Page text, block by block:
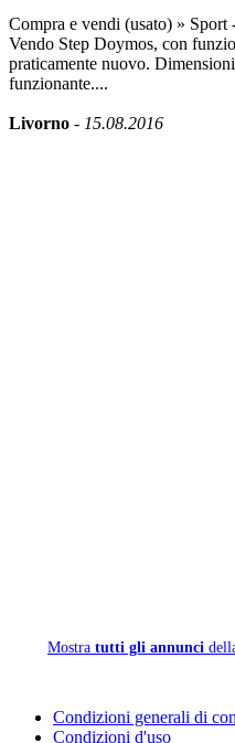
Compra e vendi (usato) » Sport
Vendo Step Doymos, con
praticamente nuovo.
funzionante....
Livorno - 15.08.2016
Mostra tutti gli annunci
Condizioni generali di
Condizioni d'uso